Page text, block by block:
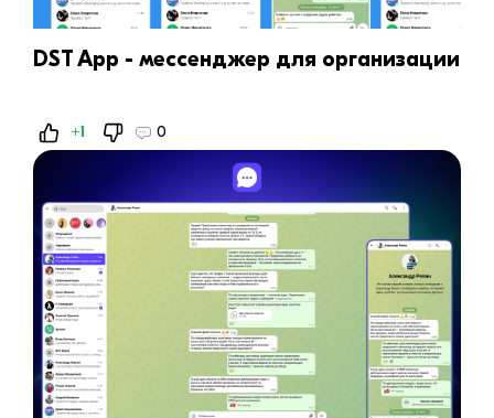
DST App - мессенджер для организации
+1 0